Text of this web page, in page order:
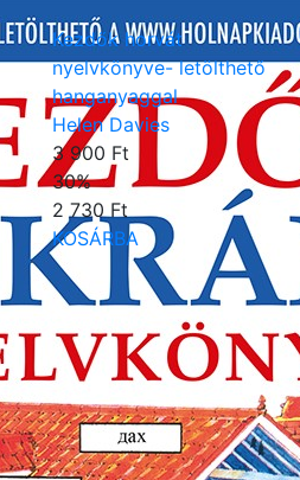
Kezdők horvát
nyelvkönyve- letölthető
hanganyaggal
Helen Davies
3 900 Ft
30%
2 730 Ft
KOSÁRBA